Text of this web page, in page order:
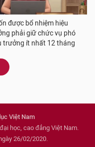
được bổ nhiệm hiệu
phải giữ chức vụ phó
trưởng ít nhất 12 tháng
Việt Nam
học, cao đẳng Việt Nam.
26/02/2020.